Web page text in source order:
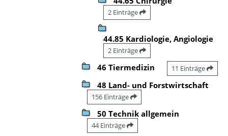
2 Einträge
44.85 Kardiologie, Angiologie
2 Einträge
46 Tiermedizin 11 Einträge
48 Land- und Forstwirtschaft
156 Einträge
50 Technik allgemein
44 Einträge